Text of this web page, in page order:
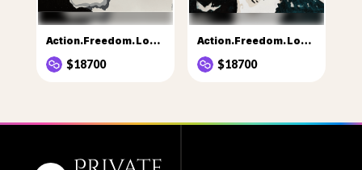
Action.Freedom. Love….. 2 💙Eka
$18700
Action.Freedom. Love…..💙💙Eka 1
$18700